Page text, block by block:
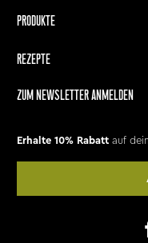
PRODUKTE
REZEPTE
ZUM NEWSLETTER ANMELDEN
Erhalte 10% Rabatt auf